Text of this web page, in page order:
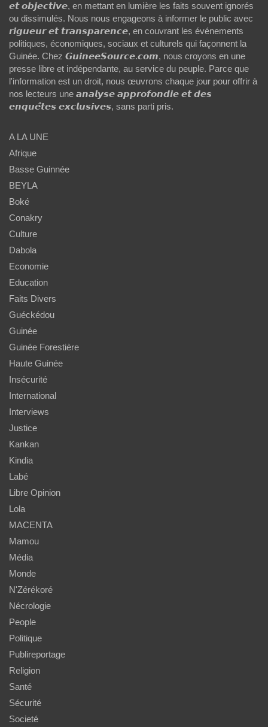
𝙚𝙩 𝙤𝙗𝙟𝙚𝙘𝙩𝙞𝙫𝙚, en mettant en lumière les faits souvent ignorés
ou dissimulés. Nous nous engageons à informer le public avec
𝙧𝙞𝙜𝙪𝙚𝙪𝙧 𝙚𝙩 𝙩𝙧𝙖𝙣𝙨𝙥𝙖𝙧𝙚𝙣𝙘𝙚, en couvrant les événements
politiques, économiques, sociaux et culturels qui façonnent la
Guinée. Chez 𝙂𝙪𝙞𝙣𝙚𝙚𝙎𝙤𝙪𝙧𝙘𝙚.𝙘𝙤𝙢, nous croyons en une
presse libre et indépendante, au service du peuple. Parce que
l'information est un droit, nous œuvrons chaque jour pour offrir à
nos lecteurs une 𝙖𝙣𝙖𝙡𝙮𝙨𝙚 𝙖𝙥𝙥𝙧𝙤𝙛𝙤𝙣𝙙𝙞𝙚 𝙚𝙩 𝙙𝙚𝙨
𝙚𝙣𝙦𝙪𝙚̂𝙩𝙚𝙨 𝙚𝙭𝙘𝙡𝙪𝙨𝙞𝙫𝙚𝙨, sans parti pris.
A LA UNE
Afrique
Basse Guinnée
BEYLA
Boké
Conakry
Culture
Dabola
Economie
Education
Faits Divers
Guéckédou
Guinée
Guinée Forestière
Haute Guinée
Insécurité
International
Interviews
Justice
Kankan
Kindia
Labé
Libre Opinion
Lola
MACENTA
Mamou
Média
Monde
N'Zérékoré
Nécrologie
People
Politique
Publireportage
Religion
Santé
Sécurité
Societé